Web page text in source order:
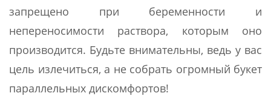
запрещено при беременности и
непереносимости раствора, которым оно
производится. Будьте внимательны, ведь у вас
цель излечиться, а не собрать огромный букет
параллельных дискомфортов!